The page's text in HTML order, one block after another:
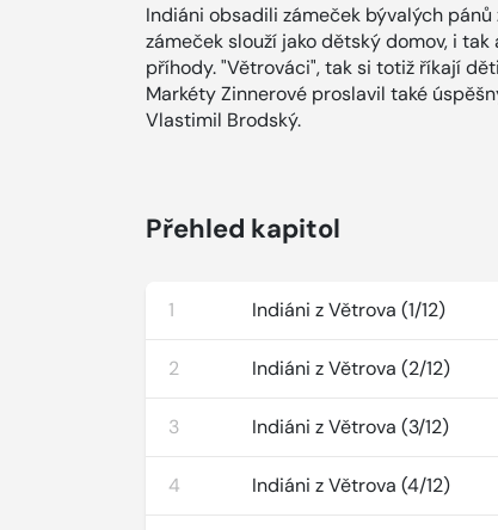
Indiáni obsadili zámeček bývalých
zámeček slouží jako dětský domov, i
příhody. "Větrováci", tak si totiž říkají
Markéty Zinnerové proslavil také
Vlastimil Brodský.
Přehled kapitol
1 Indiáni z Větrova (1/12)
2 Indiáni z Větrova (2/12)
3 Indiáni z Větrova (3/12)
4 Indiáni z Větrova (4/12)